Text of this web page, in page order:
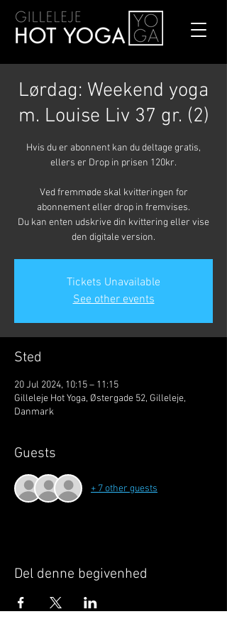
Lørdag: Weekend yoga
m. Louise Liv 37 gr. (2)
Hvis du er abonnent kan du deltage gratis,
ellers er Drop in prisen 120kr.
Ved fremmøde skal kvitteringen for
abonnement eller drop in fremvises.
Du kan enten udskrive din kvittering eller vise
den digitale version.
Tickets Unavailable
See other events
Sted
20 Jul 2024, 10:15 – 11:15
Gilleleje Hot Yoga, Østergade 52, Gilleleje,
Danmark
Guests
+ 7 other guests
Del denne begivenhed